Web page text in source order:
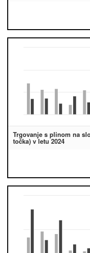
Trgovanje s plinom na
točka) v letu 2024